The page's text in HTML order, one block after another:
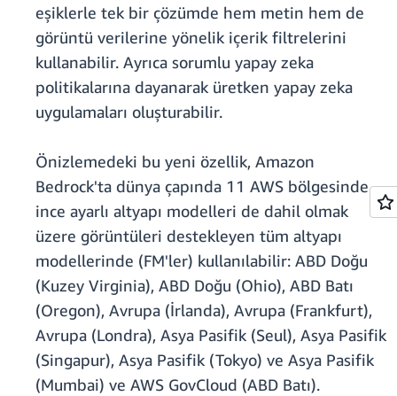
eşiklerle tek bir çözümde hem metin hem de
görüntü verilerine yönelik içerik filtrelerini
kullanabilir. Ayrıca sorumlu yapay zeka
politikalarına dayanarak üretken yapay zeka
uygulamaları oluşturabilir.
Önizlemedeki bu yeni özellik, Amazon
Bedrock'ta dünya çapında 11 AWS bölgesinde
ince ayarlı altyapı modelleri de dahil olmak
üzere görüntüleri destekleyen tüm altyapı
modellerinde (FM'ler) kullanılabilir: ABD Doğu
(Kuzey Virginia), ABD Doğu (Ohio), ABD Batı
(Oregon), Avrupa (İrlanda), Avrupa (Frankfurt),
Avrupa (Londra), Asya Pasifik (Seul), Asya Pasifik
(Singapur), Asya Pasifik (Tokyo) ve Asya Pasifik
(Mumbai) ve AWS GovCloud (ABD Batı).